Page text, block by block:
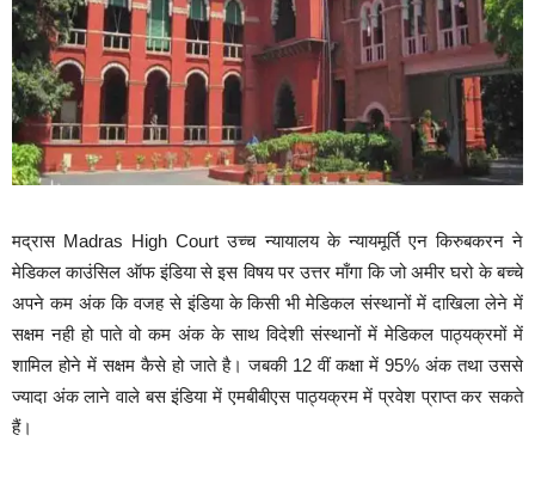
मद्रास Madras High Court उच्च न्यायालय के न्यायमूर्ति एन किरुबकरन ने
मेडिकल काउंसिल ऑफ इंडिया से इस विषय पर उत्तर माँगा कि जो अमीर घरो के बच्चे
अपने कम अंक कि वजह से इंडिया के किसी भी मेडिकल संस्थानों में दाखिला लेने में
सक्षम नही हो पाते वो कम अंक के साथ विदेशी संस्थानों में मेडिकल पाठ्यक्रमों में
शामिल होने में सक्षम कैसे हो जाते है। जबकी 12 वीं कक्षा में 95% अंक तथा उससे
ज्यादा अंक लाने वाले बस इंडिया में एमबीबीएस पाठ्यक्रम में प्रवेश प्राप्त कर सकते
हैं।